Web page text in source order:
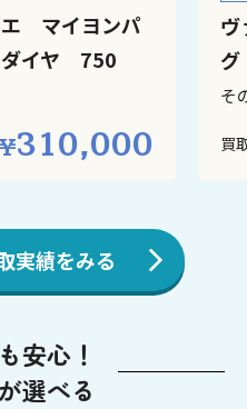
マイヨンパ
ダイヤ 750
¥310,000
そ
買
実績をみる
安心！
が選べる